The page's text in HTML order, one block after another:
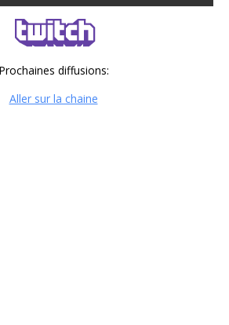
Prochaines diffusions:
Aller sur la chaine